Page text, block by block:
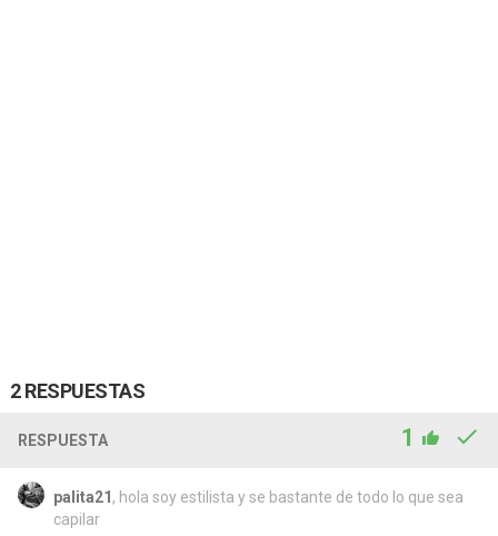
2 RESPUESTAS
RESPUESTA 1
palita21 , hola soy estilista y se bastante de todo lo que sea
capilar